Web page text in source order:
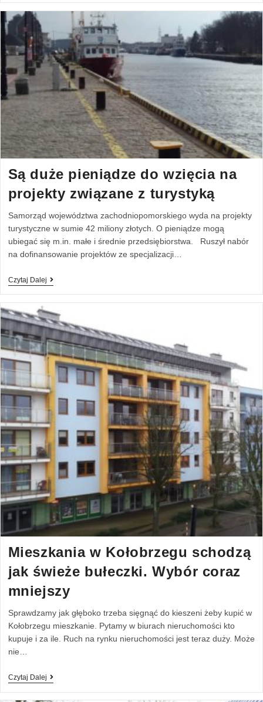
Są duże pieniądze do wzięcia na
projekty związane z turystyką
Samorząd województwa zachodniopomorskiego wyda na projekty
turystyczne w sumie 42 miliony złotych. O pieniądze mogą
ubiegać się m.in. małe i średnie przedsiębiorstwa. Ruszył nabór
na dofinansowanie projektów ze specjalizacji…
Czytaj Dalej
Mieszkania w Kołobrzegu schodzą
jak świeże bułeczki. Wybór coraz
mniejszy
Sprawdzamy jak głęboko trzeba sięgnąć do kieszeni żeby kupić w
Kołobrzegu mieszkanie. Pytamy w biurach nieruchomości kto
kupuje i za ile. Ruch na rynku nieruchomości jest teraz duży. Może
nie…
Czytaj Dalej